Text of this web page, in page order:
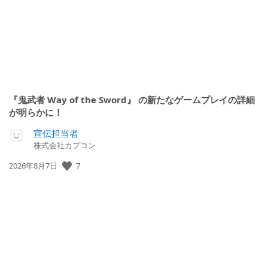
『鬼武者 Way of the Sword』 の新たなゲームプレイの詳細
が明らかに！
宣伝担当者
株式会社カプコン
公
2026年8月7日 7